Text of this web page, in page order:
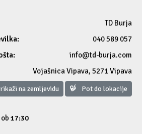
TD Burja
040 589 057
info@td-burja.com
Vojašnica Vipava, 5271 Vipava
na zemljevidu Pot do lokacije
ob 17:30
vitezov Vipavskih
tartufe